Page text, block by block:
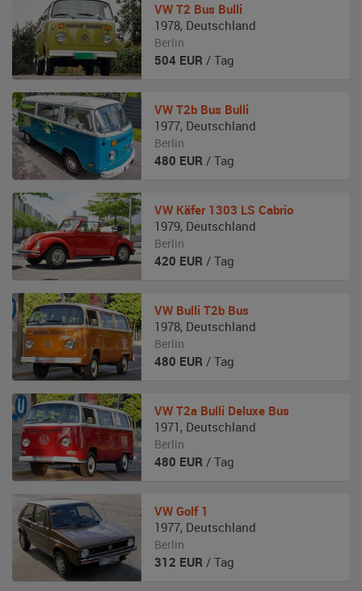
VW T2 Bus Bulli
1978, Deutschland
Berlin
504 EUR / Tag
VW T2b Bus Bulli
1977, Deutschland
Berlin
480 EUR / Tag
VW Käfer 1303 LS Cabrio
1979, Deutschland
Berlin
420 EUR / Tag
VW Bulli T2b Bus
1978, Deutschland
Berlin
480 EUR / Tag
VW T2a Bulli Deluxe Bus
1971 , Deutschland
Berlin
480 EUR / Tag
VW Golf 1
1977, Deutschland
Berlin
312 EUR / Tag